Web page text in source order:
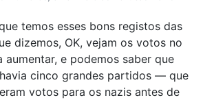
temos esses bons registos das
dizemos, OK, vejam os votos no
aumentar, e podemos saber que
cinco grandes partidos — que
votos para os nazis antes de